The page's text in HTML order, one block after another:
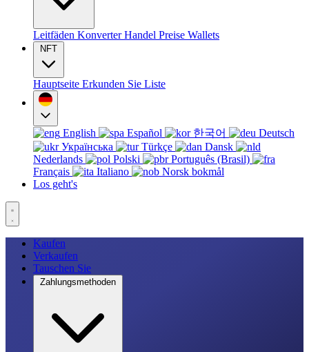
Leitfäden KonverterHandel Preise Wallets
NFT
Hauptseite Erkunden Sie Liste
English Español 한국어
Deutsch
Українська
Türkçe
Dansk
Nederlands
Polski
Português (Brasil)
Français
Italiano
Norsk bokmål
Los geht's
Kaufen
Verkaufen
Tauschen Sie
Zahlungsmethoden